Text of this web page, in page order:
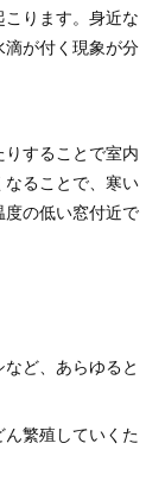
ります。身近な
が付く現象が分
することで室内
ることで、寒い
の低い窓付近で
ど、あらゆると
繁殖していくた